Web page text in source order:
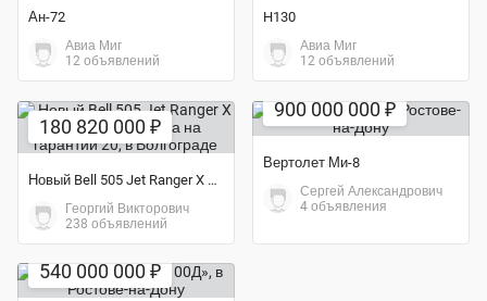
Ан-72
Авиа Миг
12 объявлений
H130
Авиа Миг
12 объявлений
180 820 000 ₽
Новый Bell 505 Jet Ranger X 2021 года выпуска на гарантии 20
Георгий Викторович
238 объявлений
900 000 000 ₽
Вертолет Ми-8
Сергей Александрович
4 объявления
540 000 000 ₽